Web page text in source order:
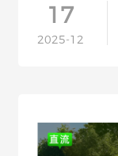
17
2025-12